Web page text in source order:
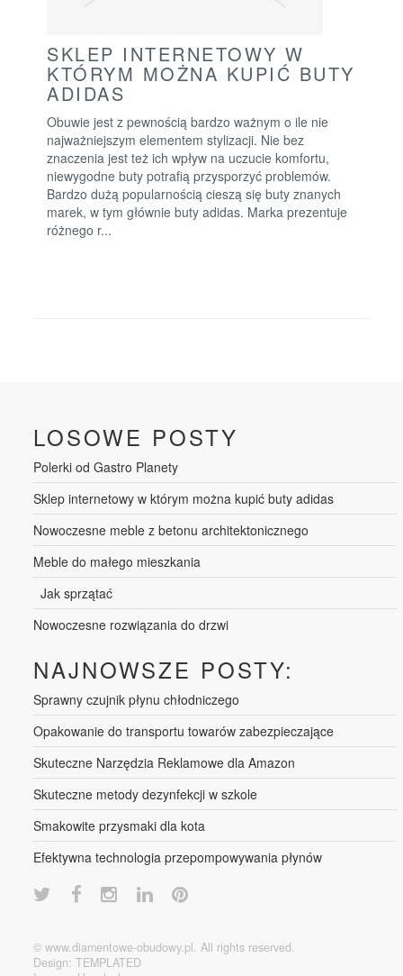
SKLEP INTERNETOWY W
KTÓRYM MOŻNA KUPIĆ BUTY
ADIDAS
Obuwie jest z pewnością bardzo ważnym o ile nie
najważniejszym elementem stylizacji. Nie bez
znaczenia jest też ich wpływ na uczucie komfortu,
niewygodne buty potrafią przysporzyć problemów.
Bardzo dużą popularnością cieszą się buty znanych
marek, w tym głównie buty adidas. Marka prezentuje
różnego r...
LOSOWE POSTY
Polerki od Gastro Planety
Sklep internetowy w którym można kupić buty adidas
Nowoczesne meble z betonu architektonicznego
Meble do małego mieszkania
Jak sprzątać
Nowoczesne rozwiązania do drzwi
NAJNOWSZE POSTY:
Sprawny czujnik płynu chłodniczego
Opakowanie do transportu towarów zabezpieczające
Skuteczne Narzędzia Reklamowe dla Amazon
Skuteczne metody dezynfekcji w szkole
Smakowite przysmaki dla kota
Efektywna technologia przepompowywania płynów
© www.diamentowe-obudowy.pl. All rights reserved.
Design:TEMPLATED